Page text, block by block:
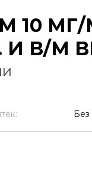
10
И В/М
Без